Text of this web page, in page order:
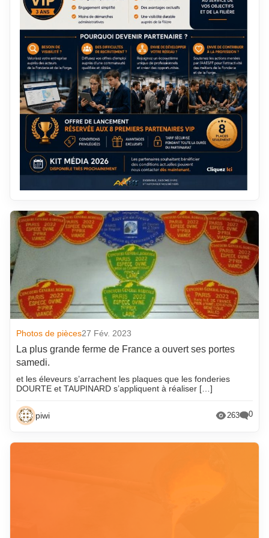
décembre 2019
novembre 2019
octobre 2019
septembre 2019
août 2019
juillet 2019
juin 2019
mai 2019
avril 2019
janvier 2019
décembre 2018
octobre 2018
janvier 2012
décembre 2011
novembre 2011
octobre 2011
septembre 2011
août 2011
juillet 2011
juin 2011
mai 2011
avril 2011
février 2011
janvier 2011
décembre 2010
Photos de pièces27 Fév. 2023
La plus grande ferme de France a ouvert ses portes
samedi.
et les éleveurs s’arrachent les plaques que les fonderies
DOURTE et TAUPINARD s’appliquent à réaliser […]
piwi 263 0